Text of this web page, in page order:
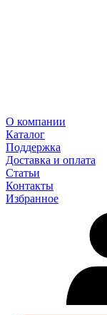
О компании
Каталог
Поддержка
Доставка и оплата
Статьи
Контакты
Избранное